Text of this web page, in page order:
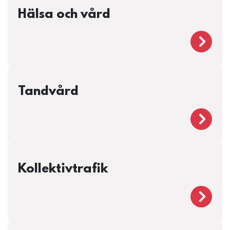
Hälsa och vård
Tandvård
Kollektivtrafik